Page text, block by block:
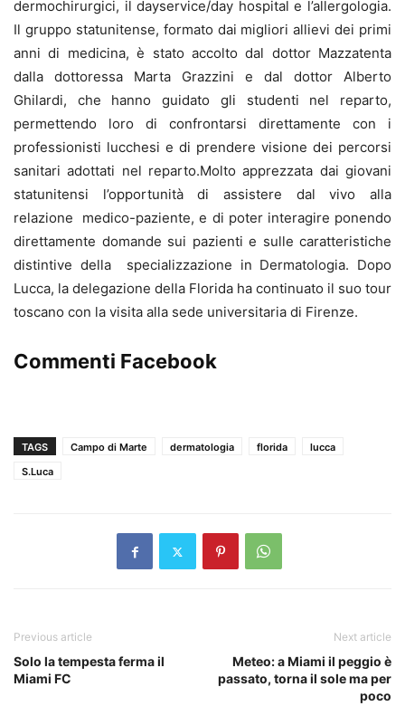
dermochirurgici, il dayservice/day hospital e l’allergologia.
Il gruppo statunitense, formato dai migliori allievi dei primi
anni di medicina, è stato accolto dal dottor Mazzatenta
dalla dottoressa Marta Grazzini e dal dottor Alberto
Ghilardi, che hanno guidato gli studenti nel reparto,
permettendo loro di confrontarsi direttamente con i
professionisti lucchesi e di prendere visione dei percorsi
sanitari adottati nel reparto.Molto apprezzata dai giovani
statunitensi l’opportunità di assistere dal vivo alla
relazione medico-paziente, e di poter interagire ponendo
direttamente domande sui pazienti e sulle caratteristiche
distintive della specializzazione in Dermatologia. Dopo
Lucca, la delegazione della Florida ha continuato il suo tour
toscano con la visita alla sede universitaria di Firenze.
Commenti Facebook
TAGS Campo di Marte dermatologia florida
lucca
S.Luca
Previous article
Solo la tempesta ferma il
Miami FC
Next article
Meteo: a Miami il peggio è
passato, torna il sole ma per
poco